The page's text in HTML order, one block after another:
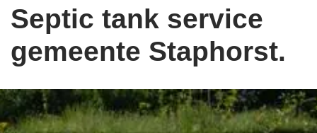
Septic tank service
gemeente Staphorst.